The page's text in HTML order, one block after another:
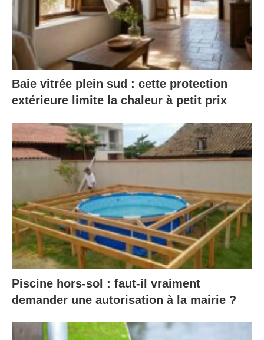
Baie vitrée plein sud : cette protection
extérieure limite la chaleur à petit prix
Piscine hors-sol : faut-il vraiment
demander une autorisation à la mairie ?